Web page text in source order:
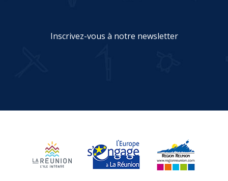
Inscrivez-vous à notre newsletter